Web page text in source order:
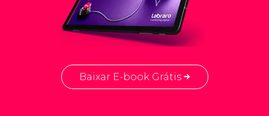
Baixar E-book Grátis